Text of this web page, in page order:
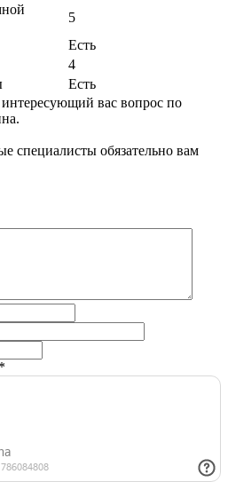
5
Есть
4
Есть
вас вопрос по
специалисты обязательно вам
*